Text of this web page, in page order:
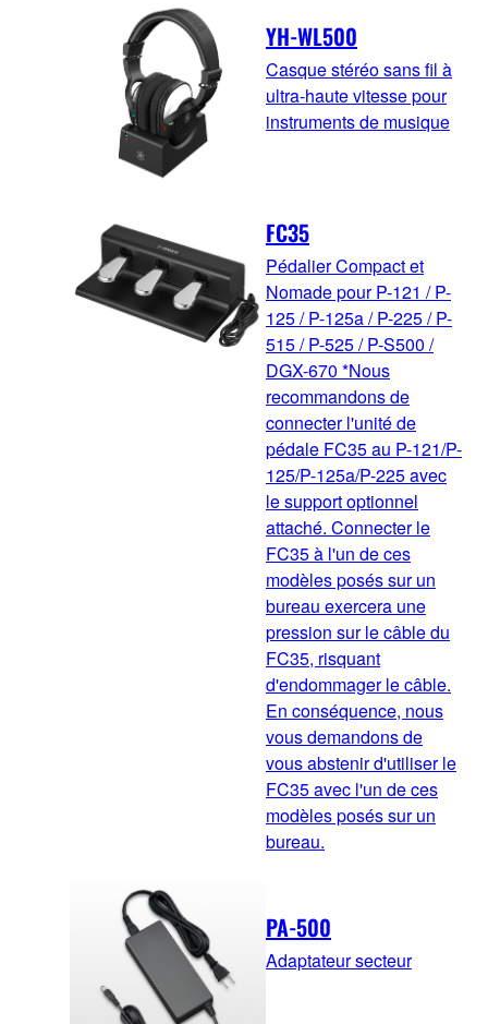
YH-WL500
Casque stéréo sans fil à
ultra-haute vitesse pour
instruments de musique
FC35
Pédalier Compact et
Nomade pour P-121 / P-
125 / P-125a / P-225 / P-
515 / P-525 / P-S500 /
DGX-670 *Nous
recommandons de
connecter l'unité de
pédale FC35 au P-121/P-
125/P-125a/P-225 avec
le support optionnel
attaché. Connecter le
FC35 à l'un de ces
modèles posés sur un
bureau exercera une
pression sur le câble du
FC35, risquant
d'endommager le câble.
En conséquence, nous
vous demandons de
vous abstenir d'utiliser le
FC35 avec l'un de ces
modèles posés sur un
bureau.
PA-500
Adaptateur secteur